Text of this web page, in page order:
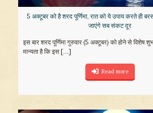
5 अक्टूबर को है शरद पूर्णिमा, रात को ये उपाय करते ही
जाएंगे सब संकट दूर
इस बार शरद पूर्णिमा गुरुवार (5 अक्टूबर) को होने से विशेष
मान्यता है कि इस[…]
Read more